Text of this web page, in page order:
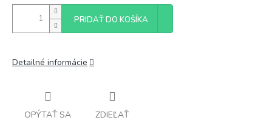
PRIDAŤ DO KOŠÍKA
Detailné informácie
OPÝTAŤ SA ZDIEĽAŤ